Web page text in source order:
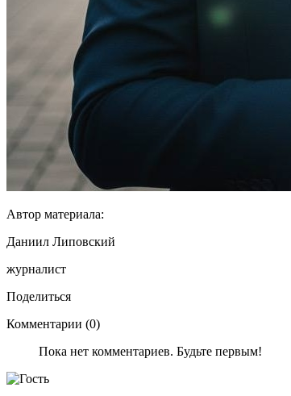
Автор материала:
Даниил Липовский
журналист
Поделиться
Комментарии (0)
Пока нет комментариев. Будьте первым!